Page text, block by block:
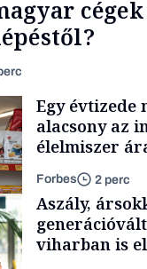
Egy évtizede
alacsony az
élelmiszer
rohamosan
Forbes 2 perc
Aszály,
viharban is